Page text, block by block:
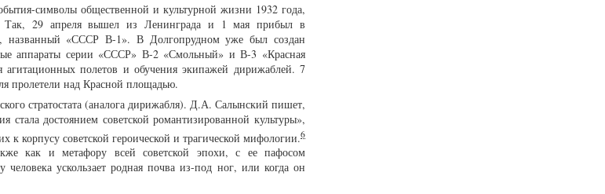
символы общественной и культурной жизни 1932 года,
Так, 29 апреля вышел из Ленинграда и 1 мая прибыл в
названный «СССР В-1». В Долгопрудном уже был создан
аппараты серии «СССР» В-2 «Смольный» и В-3 «Красная
агитационных полетов и обучения экипажей дирижаблей. 7
пролетели над Красной площадью.
стратостата (аналога дирижабля). Д.А. Салынский пишет,
стала достоянием советской романтизированной культуры»,
к корпусу советской героической и трагической мифологии.6
как и метафору всей советской эпохи, с ее пафосом
ускользает родная почва из-под ног, или когда он